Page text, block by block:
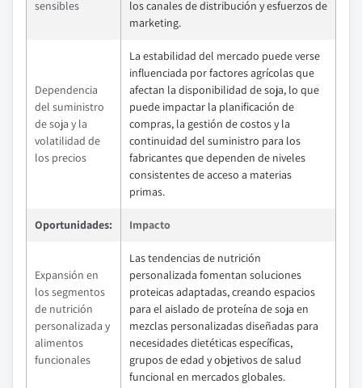
sensibles
los canales de distribución y esfuerzos de
marketing.
Dependencia
del suministro
de soja y la
volatilidad de
los precios
La estabilidad del mercado puede verse
influenciada por factores agrícolas que
afectan la disponibilidad de soja, lo que
puede impactar la planificación de
compras, la gestión de costos y la
continuidad del suministro para los
fabricantes que dependen de niveles
consistentes de acceso a materias
primas.
Oportunidades: Impacto
Expansión en
los segmentos
de nutrición
personalizada y
alimentos
funcionales
Las tendencias de nutrición
personalizada fomentan soluciones
proteicas adaptadas, creando espacios
para el aislado de proteína de soja en
mezclas personalizadas diseñadas para
necesidades dietéticas específicas,
grupos de edad y objetivos de salud
funcional en mercados globales.